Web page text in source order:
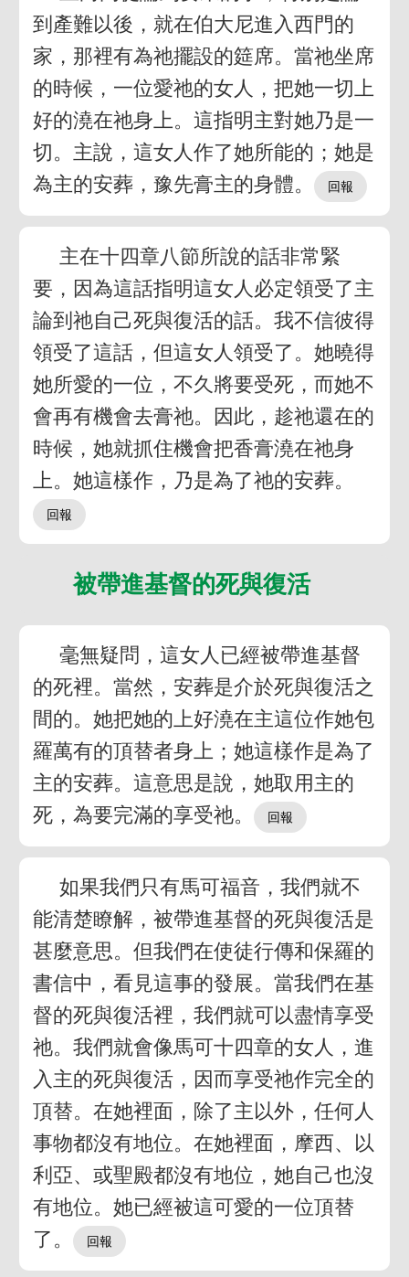
到產難以後，就在伯大尼進入西門的
家，那裡有為祂擺設的筵席。當祂坐席
的時候，一位愛祂的女人，把她一切上
好的澆在祂身上。這指明主對她乃是一
切。主說，這女人作了她所能的；她是
為主的安葬，豫先膏主的身體。
主在十四章八節所說的話非常緊
要，因為這話指明這女人必定領受了主
論到祂自己死與復活的話。我不信彼得
領受了這話，但這女人領受了。她曉得
她所愛的一位，不久將要受死，而她不
會再有機會去膏祂。因此，趁祂還在的
時候，她就抓住機會把香膏澆在祂身
上。她這樣作，乃是為了祂的安葬。
被帶進基督的死與復活
毫無疑問，這女人已經被帶進基督
的死裡。當然，安葬是介於死與復活之
間的。她把她的上好澆在主這位作她包
羅萬有的頂替者身上；她這樣作是為了
主的安葬。這意思是說，她取用主的
死，為要完滿的享受祂。
如果我們只有馬可福音，我們就不
能清楚瞭解，被帶進基督的死與復活是
甚麼意思。但我們在使徒行傳和保羅的
書信中，看見這事的發展。當我們在基
督的死與復活裡，我們就可以盡情享受
祂。我們就會像馬可十四章的女人，進
入主的死與復活，因而享受祂作完全的
頂替。在她裡面，除了主以外，任何人
事物都沒有地位。在她裡面，摩西、以
利亞、或聖殿都沒有地位，她自己也沒
有地位。她已經被這可愛的一位頂替
了。